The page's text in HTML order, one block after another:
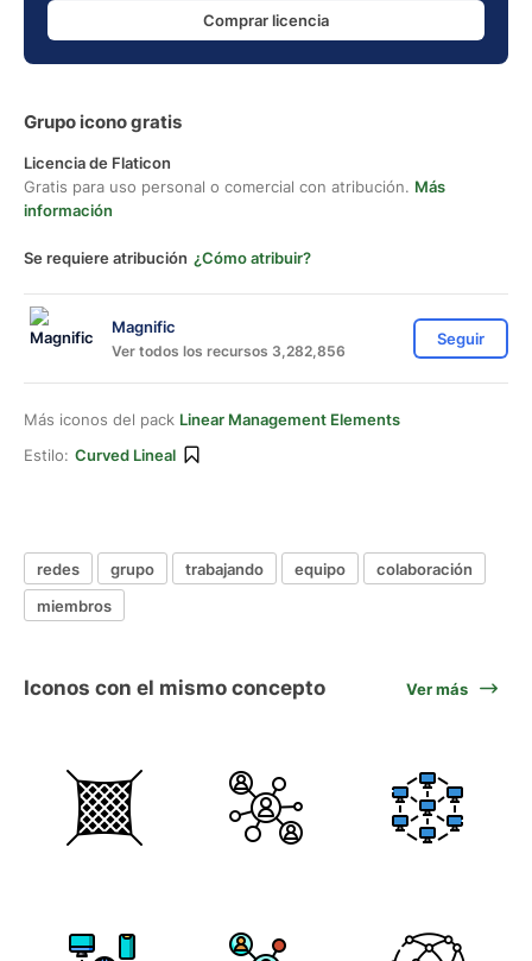
Comprar licencia
Grupo icono gratis
Licencia de Flaticon
Gratis para uso personal o comercial con atribución. Más
información
Se requiere atribución ¿Cómo atribuir?
Magnific
Ver todos los recursos 3,282,856
Seguir
Más iconos del pack Linear Management Elements
Estilo: Curved Lineal
redes grupo trabajando equipo
colaboración
miembros
Iconos con el mismo concepto Ver más